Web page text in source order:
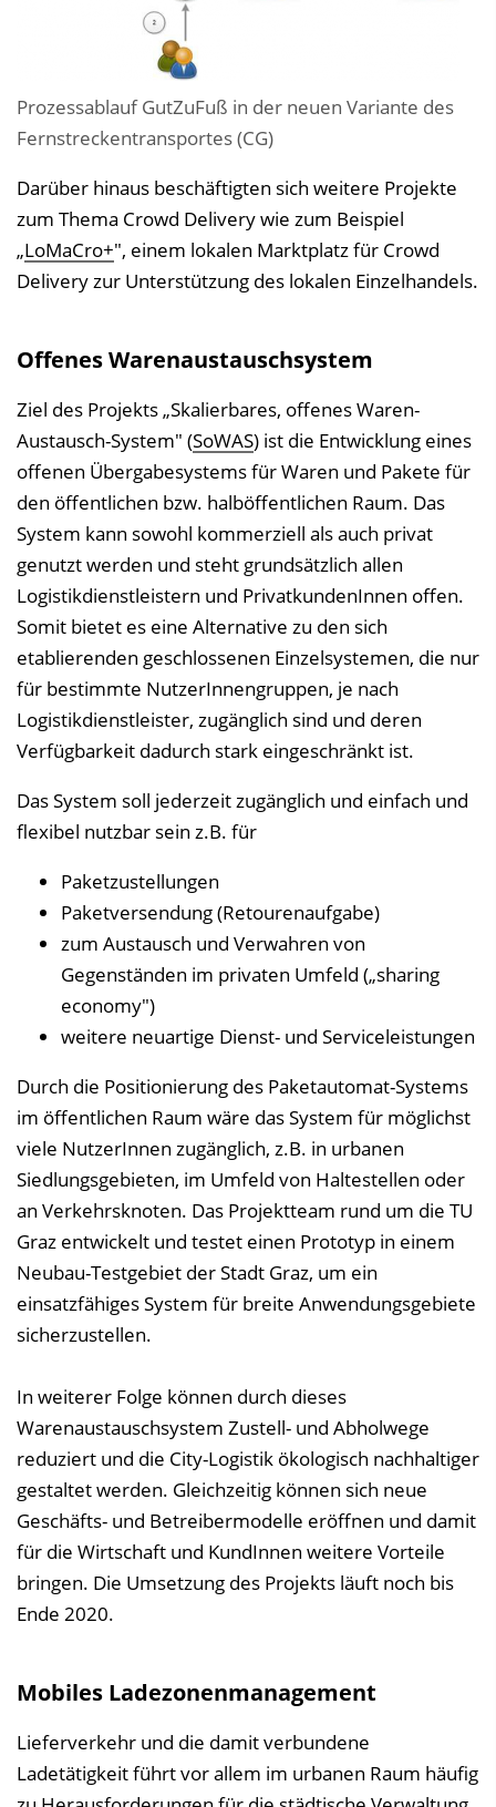
Prozessablauf GutZuFuß in der neuen Variante des
Fernstreckentransportes (CG)
Darüber hinaus beschäftigten sich weitere Projekte
zum Thema Crowd Delivery wie zum Beispiel
„LoMaCro+", einem lokalen Marktplatz für Crowd
Delivery zur Unterstützung des lokalen Einzelhandels.
Offenes Warenaustauschsystem
Ziel des Projekts „Skalierbares, offenes Waren-
Austausch-System" (SoWAS) ist die Entwicklung eines
offenen Übergabesystems für Waren und Pakete für
den öffentlichen bzw. halböffentlichen Raum. Das
System kann sowohl kommerziell als auch privat
genutzt werden und steht grundsätzlich allen
Logistikdienstleistern und PrivatkundenInnen offen.
Somit bietet es eine Alternative zu den sich
etablierenden geschlossenen Einzelsystemen, die nur
für bestimmte NutzerInnengruppen, je nach
Logistikdienstleister, zugänglich sind und deren
Verfügbarkeit dadurch stark eingeschränkt ist.
Das System soll jederzeit zugänglich und einfach und
flexibel nutzbar sein z.B. für
Paketzustellungen
Paketversendung (Retourenaufgabe)
zum Austausch und Verwahren von
Gegenständen im privaten Umfeld („sharing
economy")
weitere neuartige Dienst- und Serviceleistungen
Durch die Positionierung des Paketautomat-Systems
im öffentlichen Raum wäre das System für möglichst
viele NutzerInnen zugänglich, z.B. in urbanen
Siedlungsgebieten, im Umfeld von Haltestellen oder
an Verkehrsknoten. Das Projektteam rund um die TU
Graz entwickelt und testet einen Prototyp in einem
Neubau-Testgebiet der Stadt Graz, um ein
einsatzfähiges System für breite Anwendungsgebiete
sicherzustellen.
In weiterer Folge können durch dieses
Warenaustauschsystem Zustell- und Abholwege
reduziert und die City-Logistik ökologisch nachhaltiger
gestaltet werden. Gleichzeitig können sich neue
Geschäfts- und Betreibermodelle eröffnen und damit
für die Wirtschaft und KundInnen weitere Vorteile
bringen. Die Umsetzung des Projekts läuft noch bis
Ende 2020.
Mobiles Ladezonenmanagement
Lieferverkehr und die damit verbundene
Ladetätigkeit führt vor allem im urbanen Raum häufig